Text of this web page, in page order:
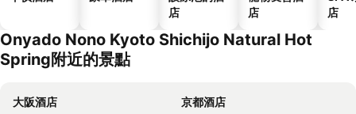
店
店
店
Onyado Nono Kyoto Shichijo Natural Hot
Spring附近的景點
大阪酒店
京都酒店